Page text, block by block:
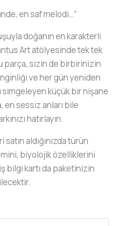
₺500,00
-
₺650,00
en saf melodi…”
doğanın en karakterli
Art atölyesinde tek tek
parça, sizin de birbirinizin
ve her gün yeniden
simgeleyen küçük bir nişane
en sessiz anları bile
hatırlayın.
aldığınızda türün
biyolojik özelliklerini
bilgi kartı da paketinizin